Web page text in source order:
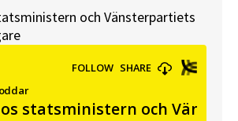
och Vänsterpartiets